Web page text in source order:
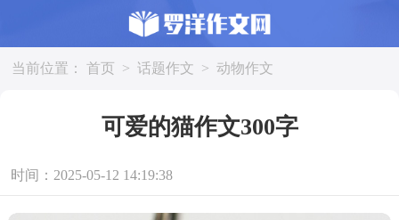
当前位置： 首页 > 话题作文 > 动物作文
可爱的猫作文300字
时间：2025-05-12 14:19:38